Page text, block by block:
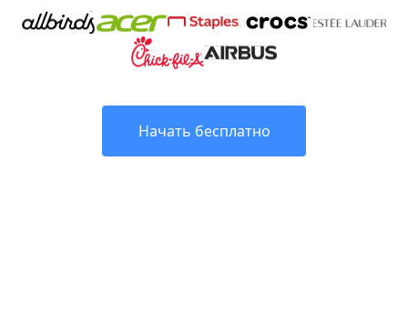
Начать бесплатно